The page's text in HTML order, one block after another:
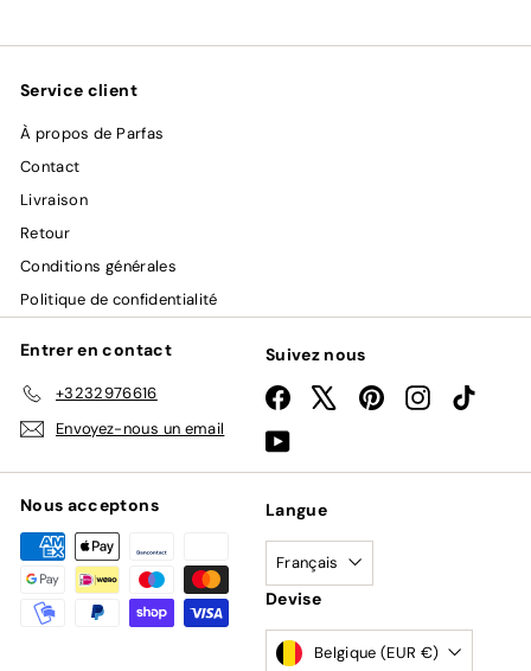
Service client
À propos de Parfas
Contact
Livraison
Retour
Conditions générales
Politique de confidentialité
Entrer en contact
+3232976616
Envoyez-nous un email
Suivez nous
Facebook PinterestInstagram
YouTube
Nous acceptons Langue
Français
Devise
Belgique (EUR €)